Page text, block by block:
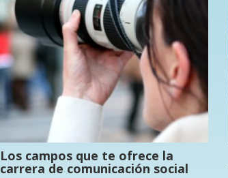
Los campos que te ofrece la
carrera de comunicación social